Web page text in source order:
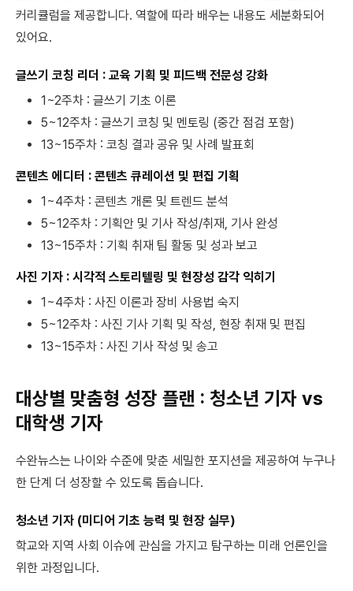
커리큘럼을 제공합니다. 역할에 따라 배우는 내용도 세분화되어
있어요.
글쓰기 코칭 리더 : 교육 기획 및 피드백 전문성 강화
1~2주차 : 글쓰기 기초 이론
5~12주차 : 글쓰기 코칭 및 멘토링 (중간 점검 포함)
13~15주차 : 코칭 결과 공유 및 사례 발표회
콘텐츠 에디터 : 콘텐츠 큐레이션 및 편집 기획
1~4주차 : 콘텐츠 개론 및 트렌드 분석
5~12주차 : 기획안 및 기사 작성/취재, 기사 완성
13~15주차 : 기획 취재 팀 활동 및 성과 보고
사진 기자 : 시각적 스토리텔링 및 현장성 감각 익히기
1~4주차 : 사진 이론과 장비 사용법 숙지
5~12주차 : 사진 기사 기획 및 작성, 현장 취재 및 편집
13~15주차 : 사진 기사 작성 및 송고
대상별 맞춤형 성장 플랜 : 청소년 기자 vs
대학생 기자
수완뉴스는 나이와 수준에 맞춘 세밀한 포지션을 제공하여 누구나
한 단계 더 성장할 수 있도록 돕습니다.
청소년 기자 (미디어 기초 능력 및 현장 실무)
학교와 지역 사회 이슈에 관심을 가지고 탐구하는 미래 언론인을
위한 과정입니다.